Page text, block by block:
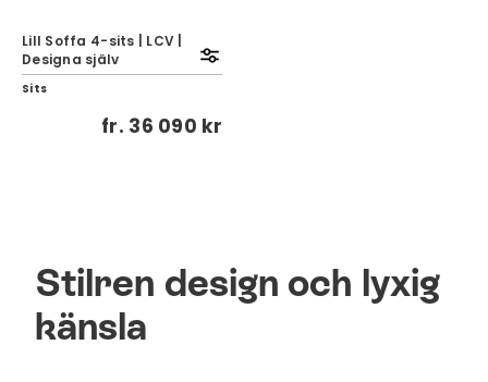
Lill Soffa 4-sits | LCV |
Designa själv
Sits
fr. 36 090 kr
Stilren design och lyxig
känsla